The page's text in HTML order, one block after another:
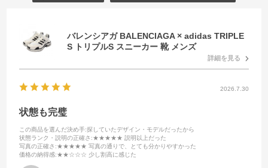
バレンシアガ BALENCIAGA × adidas TRIPLE
S トリプルS スニーカー 靴 メンズ
詳細を見る
2026.7.30
状態も完璧
この商品を選んだ決め手:探していたデザイン・モデルだったから
状態ランク・説明の正確さ :★★★★★ 説明以上だった
写真の正確さ :★★★★★ 写真の通りで、とても分かりやすかった
価格の納得感:★★☆☆☆ 少し割高に感じた